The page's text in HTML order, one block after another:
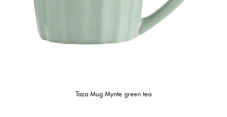
Taza Mug Mynte green tea